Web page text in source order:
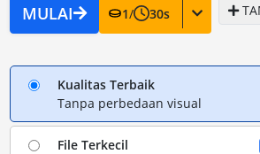
MULAI 1/ 30s
Kualitas Terbaik
Tanpa perbedaan visual
File Terkecil